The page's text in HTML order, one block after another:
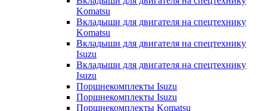
Komatsu
Вкладыши для двигателя на спецтехнику
Komatsu
Вкладыши для двигателя на спецтехнику
Isuzu
Вкладыши для двигателя на спецтехнику
Isuzu
Поршнекомплекты Isuzu
Поршнекомплекты Isuzu
Поршнекомплекты Komatsu